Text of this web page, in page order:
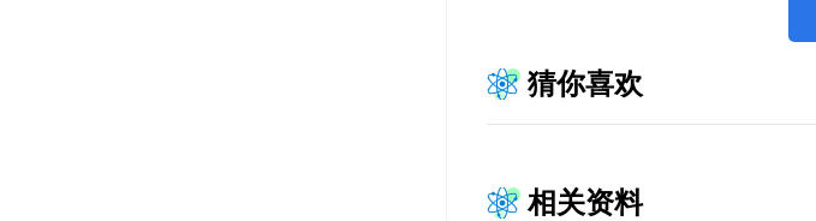
猜你喜欢
相关资料